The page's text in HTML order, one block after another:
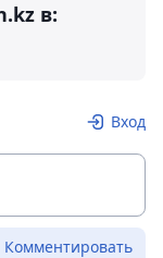
в:
Вход
Комментировать